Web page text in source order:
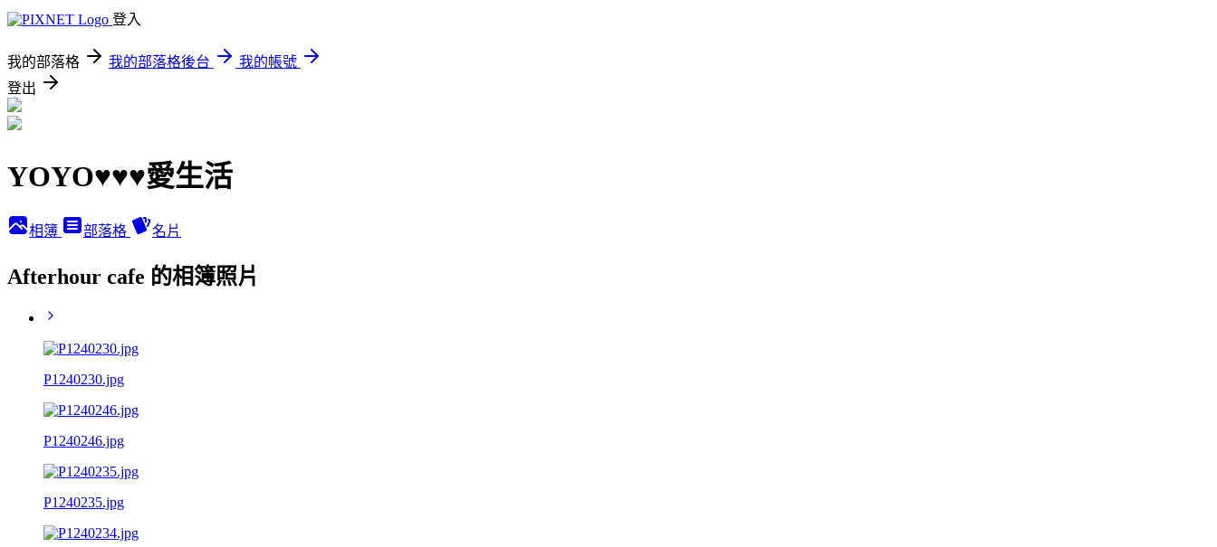
登入
我的部落格 我的部落格後台
我的帳號
登出
YOYO♥♥♥愛生活
相簿 部落格 名片
Afterhour cafe 的相簿照片
P1240230.jpg
P1240246.jpg
P1240235.jpg